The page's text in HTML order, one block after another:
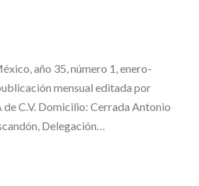
año 35, número 1, enero-
mensual editada por
de C.V. Domicilio: Cerrada Antonio
Delegación…